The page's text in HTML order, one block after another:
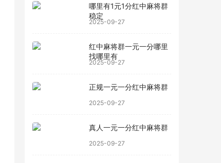
哪里有1元1分红中麻将群
稳定
2025-09-27
红中麻将群一元一分哪里
找哪里有
2025-09-27
正规一元一分红中麻将群
2025-09-27
真人一元一分红中麻将群
2025-09-27